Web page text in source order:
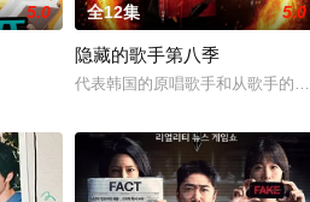
5.0 全12集 5.0
隐藏的歌手第八季
代表韩国的原唱歌手和从歌手的